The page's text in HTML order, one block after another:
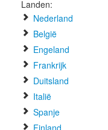
Landen:
Nederland
België
Engeland
Frankrijk
Duitsland
Italië
Spanje
Finland